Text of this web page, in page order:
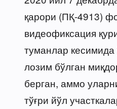
қарори (ПҚ-4913)
видеофиксация
туманлар
лозим бўлган
берган, аммо
тўғри йўл